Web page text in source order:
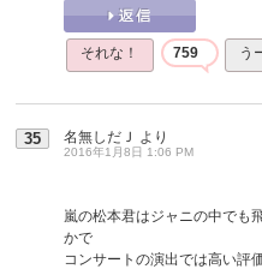
それな！ 759 う
35 名無しだＪ より
2016年1月8日 1:06 PM
嵐の松本君はジャニの中でも
かで
コンサートの演出では高い評